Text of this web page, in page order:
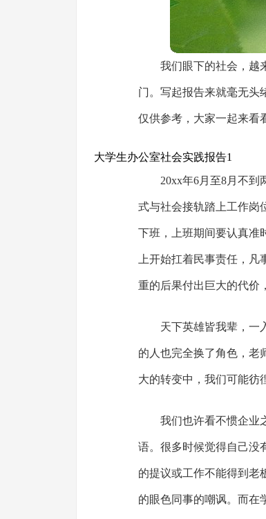
我们眼下的社会，越
门。写起报告来就毫无头
仅供参考，大家一起来看
大学生办公室社会实践报告1
20xx年6月至8月不
式与社会接轨踏上工作岗
下班，上班期间要认真准
上开始扛着民事责任，
重的后果付出巨大的代价
天下英雄皆我辈，一
的人也完全换了角色，老
大的转变中，我们可能彷
我们也许看不惯企业
语。很多时候觉得自己没
的提议或工作不能得到老
的眼色同事的嘲讽。而在